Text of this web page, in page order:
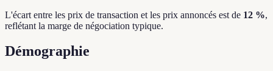
L'écart entre les prix de transaction et les prix annoncés est de 12 %,
reflétant la marge de négociation typique.
Démographie